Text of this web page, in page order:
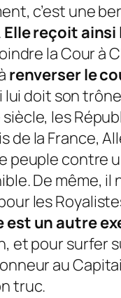
c’est une
Elle reçoit ainsi
la Cour à
renverser le
lui doit son
siècle, les
de la France,
peuple contre
De même,
les
est un autre
et pour surfer
au
truc.